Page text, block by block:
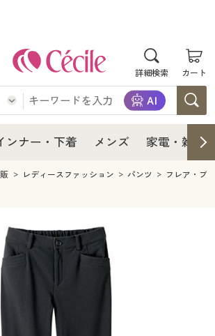
詳細検索 カート
ョン
すべて
用品
・家具
家具通販すべて
て
ンナー・下着 メンズ 家電・雑貨
て
ョン
すべて
ズ下着
用品
・家具通販すべて
て
メント
て
レディースファッション パンツ フレア・ブ